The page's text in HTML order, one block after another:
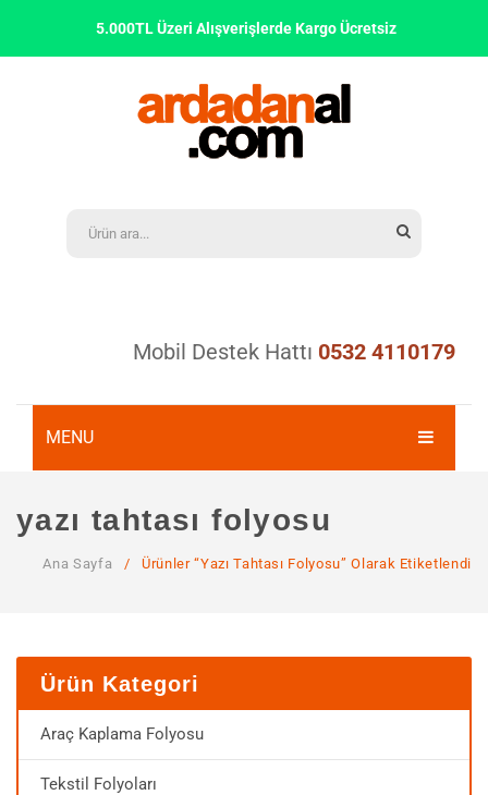
5.000TL Üzeri Alışverişlerde Kargo Ücretsiz
Mobil Destek Hattı 0532 4110179
MENU
MAĞAZA
SSS
İLETIŞIM
yazı tahtası folyosu
Ana Sayfa / Ürünler “yazı Tahtası Folyosu” Olarak Etiketlendi
Ürün Kategori
Araç Kaplama Folyosu
Tekstil Folyoları